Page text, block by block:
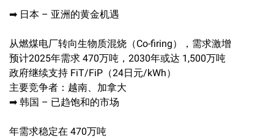
➡ 日本 – 亚洲的黄金机遇
从燃煤电厂转向生物质混烧（Co-firing），需求激增
预计2025年需求 470万吨，2030年或达 1,500万吨
政府继续支持 FiT/FiP（24日元/kWh）
主要竞争者：越南、加拿大
➡ 韩国 – 已趋饱和的市场
年需求稳定在 470万吨